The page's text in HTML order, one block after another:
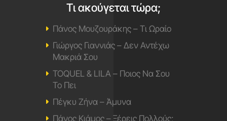
Τι ακούγεται τώρα;
Πάνος Μουζουράκης – Τι Ωραίο
Γιώργος Γιαννιάς – Δεν Αντέχω
Μακριά Σου
TOQUEL & LILA – Ποιος Να Σου
Το Πει
Πέγκυ Ζήνα – Άμυνα
Πάνος Κιάμος – Ξέρεις Πολλούς;